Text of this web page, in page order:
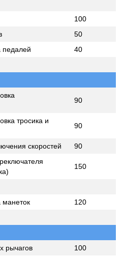
100
50
педалей 40
90
тросика и
90
скоростей 90
150
манеток 120
рычагов 100